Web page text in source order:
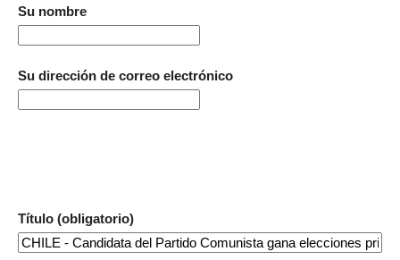
Su nombre
Su dirección de correo electrónico
Título (obligatorio)